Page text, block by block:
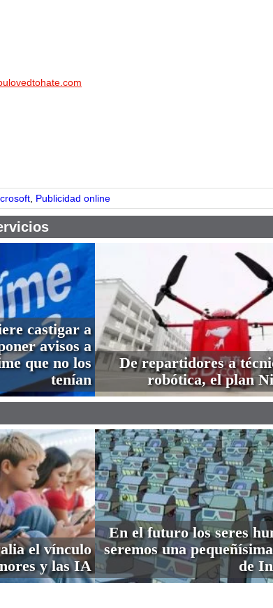
Publicidad online
castigar a
avisos a
que no los
tenían
De repartidores a
robótica, el plan
el vínculo
y las IA
En el futuro los seres
seremos una
de